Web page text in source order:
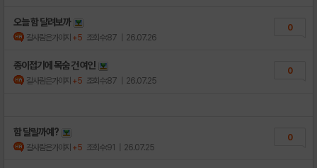
오늘 함 달려보까
갈사람은가야지 +5 조회수:87 | 26.07.26
0
종이접기에 목숨 건 여인
갈사람은가야지 +5 조회수:87 | 26.07.25
0
함 달릴까예?
갈사람은가야지 +5 조회수:91 | 26.07.25
0